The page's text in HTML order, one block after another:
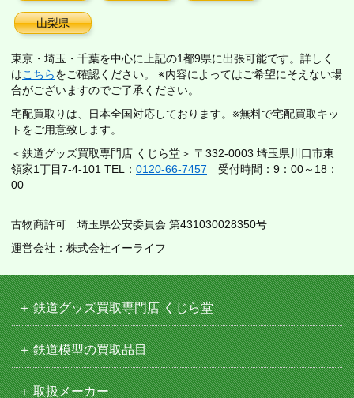
山梨県
東京・埼玉・千葉を中心に上記の1都9県に出張可能です。詳しく
はこちらをご確認ください。 ※内容によってはご希望にそえない場
合がございますのでご了承ください。
宅配買取りは、日本全国対応しております。※無料で宅配買取キッ
トをご用意致します。
＜鉄道グッズ買取専門店 くじら堂＞ 〒332-0003 埼玉県川口市東
領家1丁目7-4-101 TEL： 0120-66-7457 受付時間：9：00～18：
00
古物商許可 埼玉県公安委員会 第431030028350号
運営会社：株式会社イーライフ
鉄道グッズ買取専門店 くじら堂
鉄道模型の買取品目
取扱メーカー